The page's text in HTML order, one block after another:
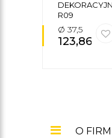
R09
Ø 37,5
123,86
O